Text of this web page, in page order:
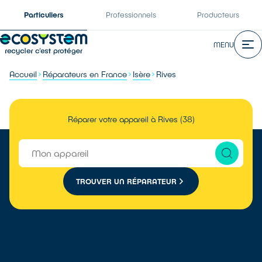
Particuliers Professionnels Producteurs
MENU
Accueil Réparateurs en France Isère Rives
Réparer votre appareil à Rives (38)
TROUVER UN RÉPARATEUR